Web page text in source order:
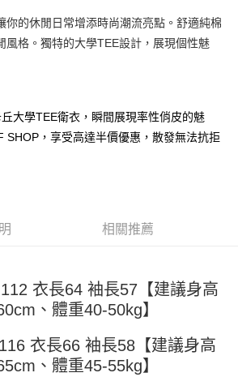
，台灣大哥大用戶可立即使用無須另外申請。
分期」，訂單成立後會自動跳轉到大哥付的交易
及費用金額請依後續交易確認頁面所載為準。
前往確認交易或遇審核未通過，訂單將自動取
過狀況，表示未達大哥付你分期系統評分，恕無
，「大哥付你分期」於每月結算日後寄送繳費提
不需綁卡、不需儲值。
簡訊認證，即可結帳。
流程】
先享後付」後，將跳轉至「AFTEE先享後付」
你的休閒日常增添時尚潮流亮點。舒適純棉
風格。獨特的大學TEE設計，展現個性魅
大學TEE衛衣，瞬間展現率性俏皮的魅
SHOP，享受高達半價優惠，散發無法抗拒
相關推薦
衣長64 袖長57【建議身高
、體重40-50kg】
衣長66 袖長58【建議身高
、體重45-55kg】